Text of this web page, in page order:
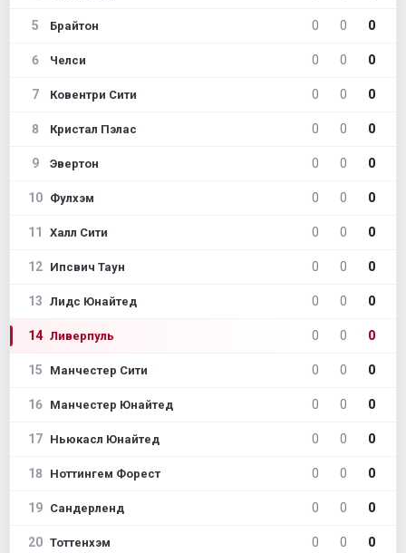
5 Брайтон 0 0 0
6 Челси 0 0 0
7 Ковентри Сити 0 0 0
8 Кристал Пэлас 0 0 0
9 Эвертон 0 0 0
10 Фулхэм 0 0 0
11 Халл Сити 0 0 0
12 Ипсвич Таун 0 0 0
13 Лидс Юнайтед 0 0 0
14 Ливерпуль 0 0 0
15 Манчестер Сити 0 0 0
16 Манчестер Юнайтед 0 0 0
17 Ньюкасл Юнайтед 0 0 0
18 Ноттингем Форест 0 0 0
19 Сандерленд 0 0 0
20 Тоттенхэм 0 0 0